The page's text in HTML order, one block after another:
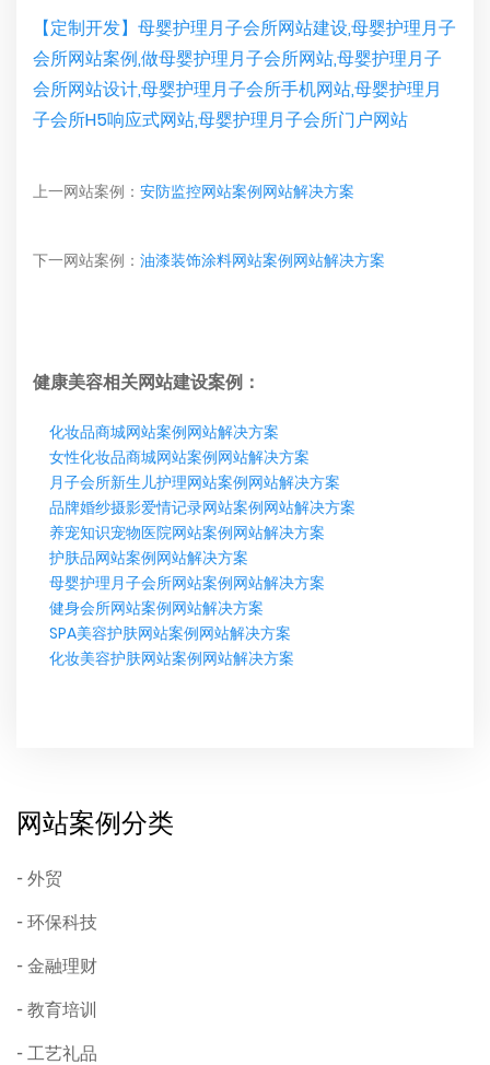
【定制开发】母婴护理月子会所网站建设,母婴护理月子
会所网站案例,做母婴护理月子会所网站,母婴护理月子
会所网站设计,母婴护理月子会所手机网站,母婴护理月
子会所H5响应式网站,母婴护理月子会所门户网站
上一网站案例： 安防监控网站案例网站解决方案
下一网站案例： 油漆装饰涂料网站案例网站解决方案
健康美容相关网站建设案例：
化妆品商城网站案例网站解决方案
女性化妆品商城网站案例网站解决方案
月子会所新生儿护理网站案例网站解决方案
品牌婚纱摄影爱情记录网站案例网站解决方案
养宠知识宠物医院网站案例网站解决方案
护肤品网站案例网站解决方案
母婴护理月子会所网站案例网站解决方案
健身会所网站案例网站解决方案
SPA美容护肤网站案例网站解决方案
化妆美容护肤​​网站案例网站解决方案
网站案例分类
外贸
环保科技
金融理财
教育培训
工艺礼品